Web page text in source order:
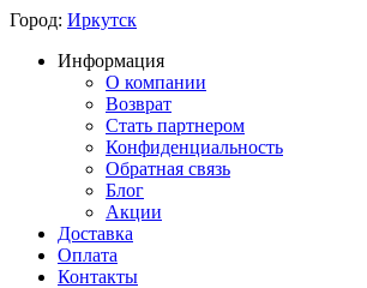
Город: Иркутск
Информация
О компании
Возврат
Стать партнером
Конфиденциальность
Обратная связь
Блог
Акции
Доставка
Оплата
Контакты